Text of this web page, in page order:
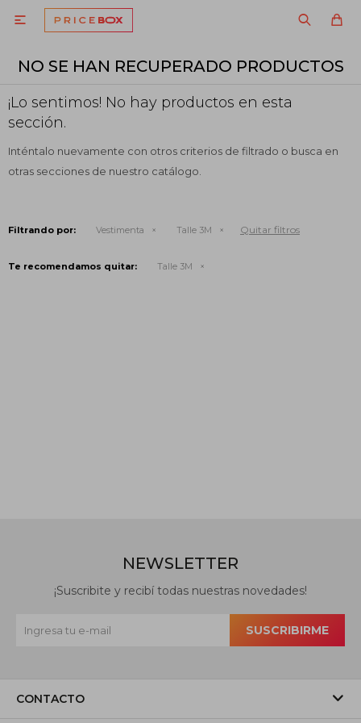

NO SE HAN RECUPERADO PRODUCTOS
¡Lo sentimos! No hay productos en esta
sección.
Inténtalo nuevamente con otros criterios de filtrado o busca en
otras secciones de nuestro catálogo.
Filtrando por: Vestimenta Talle 3M Quitar filtros
Te recomendamos quitar: Talle 3M
CONTACTO
NEWSLETTER
¡Suscribite y recibí todas nuestras novedades!
SUSCRIBIRME